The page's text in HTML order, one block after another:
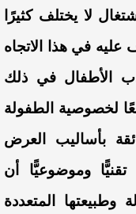
لا يختلف كثيرًا
عليه في هذا الاتجاه
الأطفال في ذلك
لخصوصية الطفولة
بأساليب العرض
وموضوعيًّا أن
المتعددة